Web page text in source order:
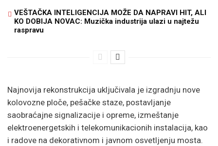
VEŠTAČKA INTELIGENCIJA MOŽE DA NAPRAVI HIT, ALI
KO DOBIJA NOVAC: Muzička industrija ulazi u najtežu
raspravu
Najnovija rekonstrukcija uključivala je izgradnju nove
kolovozne ploče, pešačke staze, postavljanje
saobraćajne signalizacije i opreme, izmeštanje
elektroenergetskih i telekomunikacionih instalacija, kao
i radove na dekorativnom i javnom osvetljenju mosta.